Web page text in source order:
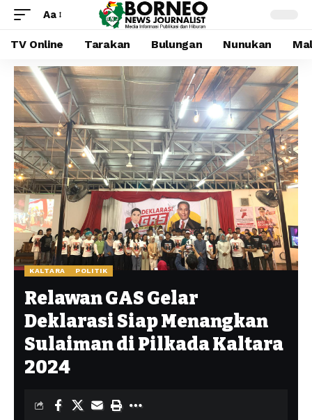
Aa
TV Online Tarakan Bulungan Nunukan
KALTARA POLITIK
Relawan GAS Gelar
Deklarasi Siap Menangkan
Sulaiman di Pilkada Kaltara
2024